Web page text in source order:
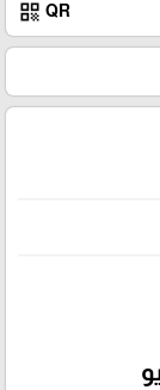
QR
qr_code